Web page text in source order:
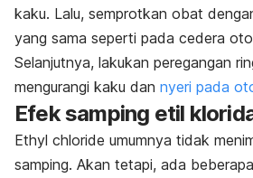
kaku. Lalu, semprotkan obat
yang sama seperti pada cedera
Selanjutnya, lakukan peregangan
mengurangi kaku dan nyeri pada
Efek samping etil
Ethyl chloride umumnya tidak
samping. Akan tetapi, ada